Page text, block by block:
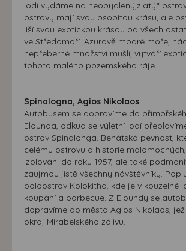
lodí vydáme na neobydlený,zlatý“
ostrovy mají svou osobitou krásu, ale
liší svou exotickou krásou od všech
ve Středomoří. Azurově modré moře,
nepřeberné množství mušlí, vytváří
tohoto malého pozemského ráje.
Spinalogna, Agios Nikolaos
Autobusem se dopravíme do
Elounda, odkud se výletní lodí
ostrov Spinalonga. Benátská pevnost,
celému ostrovu a historie
izolováni do roku 1957, ale také
zaujmou jistě všechny návštěvníky.
poloostrov Kolokitha, kde je v kouzelné
koupání a barbecue. Z Eloundy se
dopravíme do města Agios Nikolaos,
okraj Mirabelského zálivu.